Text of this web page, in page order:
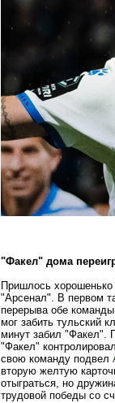
"Факел" дома
Пришлось
"Арсенал". В первом
перерыва обе
мог забить тульский
минут забил "Факел".
"Факел"
свою команду подвел
вторую желтую
отыграться, но
трудовой победы со